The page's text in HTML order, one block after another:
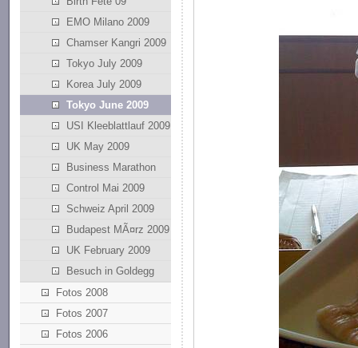
EMO Milano 2009
Chamser Kangri 2009
Tokyo July 2009
Korea July 2009
Tokyo June 2009
USI Kleeblattlauf 2009
UK May 2009
Business Marathon
Control Mai 2009
Schweiz April 2009
Budapest MÃ¤rz 2009
UK February 2009
Besuch in Goldegg
Fotos 2008
Fotos 2007
Fotos 2006